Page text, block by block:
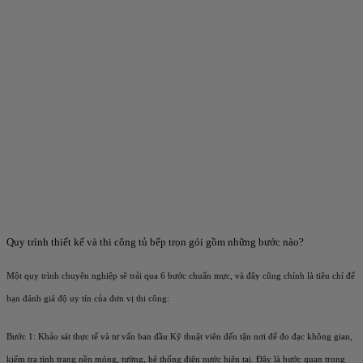
Quy trình thiết kế và thi công tủ bếp trọn gói gồm những bước nào?
Một quy trình chuyên nghiệp sẽ trải qua 6 bước chuẩn mực, và đây cũng chính là tiêu chí để
bạn đánh giá độ uy tín của đơn vị thi công:
Bước 1: Khảo sát thực tế và tư vấn ban đầu Kỹ thuật viên đến tận nơi để đo đạc không gian,
kiểm tra tình trạng nền móng, tường, hệ thống điện nước hiện tại. Đây là bước quan trọng